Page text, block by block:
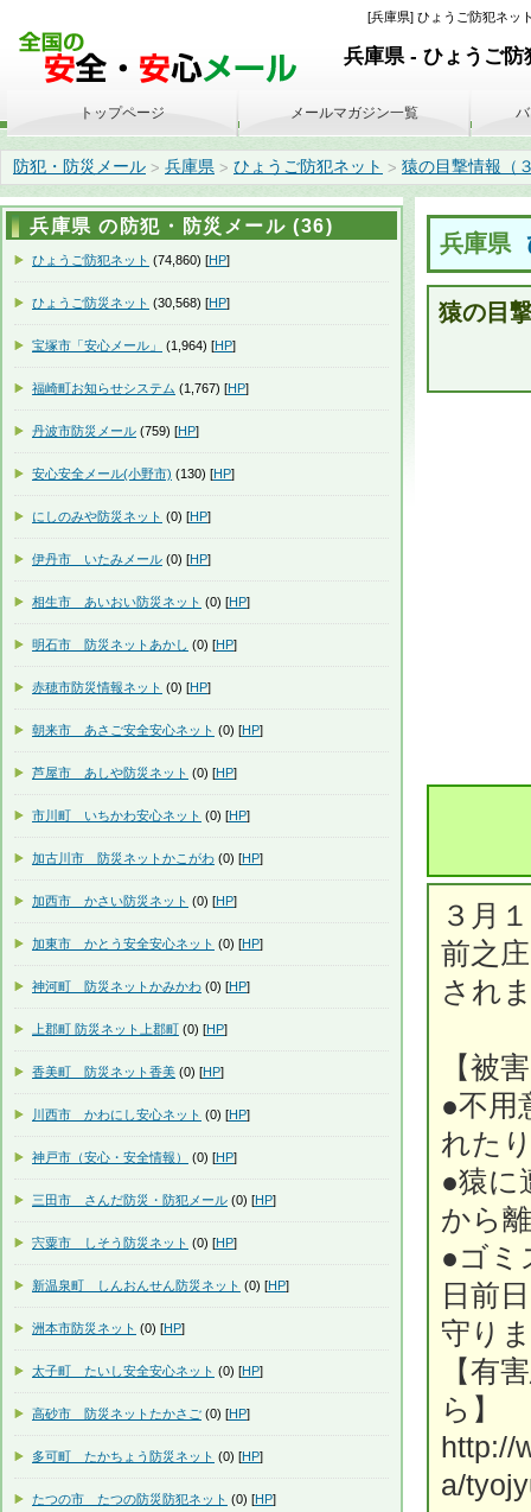
[兵庫県] ひょうご防犯ネッ
兵庫県 - ひょうご防
防犯・防災メール > 兵庫県 > ひょうご防犯ネット > 猿の目撃情報（
兵庫県
猿の目
３月
前之
され
【被
●不用
れた
●猿に
から
●ゴミ
日前
守り
【有
ら】
http://
a/
トップページ メールマガジン一覧
兵庫県 の防犯・防災メール (36)
ひょうご防犯ネット (74,860) [HP]
ひょうご防災ネット (30,568) [HP]
宝塚市「安心メール」 (1,964) [HP]
福崎町お知らせシステム (1,767) [HP]
丹波市防災メール (759) [HP]
安心安全メール(小野市) (130) [HP]
にしのみや防災ネット (0) [HP]
伊丹市 いたみメール (0) [HP]
相生市 あいおい防災ネット (0) [HP]
明石市 防災ネットあかし (0) [HP]
赤穂市防災情報ネット (0) [HP]
朝来市 あさご安全安心ネット (0) [HP]
芦屋市 あしや防災ネット (0) [HP]
市川町 いちかわ安心ネット (0) [HP]
加古川市 防災ネットかこがわ (0) [HP]
加西市 かさい防災ネット (0) [HP]
加東市 かとう安全安心ネット (0) [HP]
神河町 防災ネットかみかわ (0) [HP]
上郡町 防災ネット上郡町 (0) [HP]
香美町 防災ネット香美 (0) [HP]
川西市 かわにし安心ネット (0) [HP]
神戸市（安心・安全情報） (0) [HP]
三田市 さんだ防災・防犯メール (0) [HP]
宍粟市 しそう防災ネット (0) [HP]
新温泉町 しんおんせん防災ネット (0) [HP]
洲本市防災ネット (0) [HP]
太子町 たいし安全安心ネット (0) [HP]
高砂市 防災ネットたかさご (0) [HP]
多可町 たかちょう防災ネット (0) [HP]
たつの市 たつの防災防犯ネット (0) [HP]